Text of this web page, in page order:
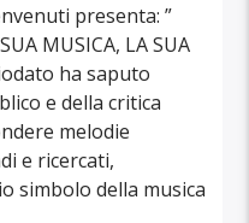
presenta: ”
MUSICA, LA SUA
ha saputo
e della critica
melodie
e ricercati,
simbolo della musica